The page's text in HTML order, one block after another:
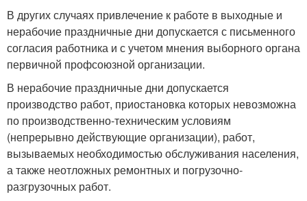
В других случаях привлечение к работе в выходные и
нерабочие праздничные дни допускается с письменного
согласия работника и с учетом мнения выборного органа
первичной профсоюзной организации.
В нерабочие праздничные дни допускается
производство работ, приостановка которых невозможна
по производственно-техническим условиям
(непрерывно действующие организации), работ,
вызываемых необходимостью обслуживания населения,
а также неотложных ремонтных и погрузочно-
разгрузочных работ.